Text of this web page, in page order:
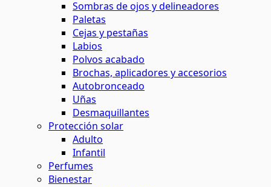
Sombras de ojos y delineadores
Paletas
Cejas y pestañas
Labios
Polvos acabado
Brochas, aplicadores y accesorios
Autobronceado
Uñas
Desmaquillantes
Protección solar
Adulto
Infantil
Perfumes
Bienestar